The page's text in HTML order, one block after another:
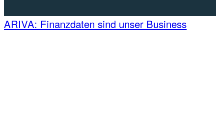
ARIVA: Finanzdaten sind unser Business